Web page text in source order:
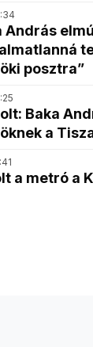
András
posztra”
Baka
a
a metró a